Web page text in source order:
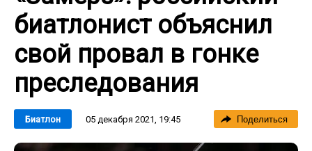
биатлонист объяснил
свой провал в гонке
преследования
Биатлон 05 декабря 2021, 19:45 Поделиться